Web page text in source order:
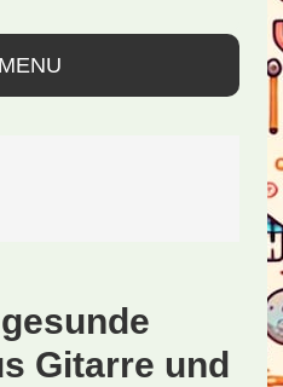
MENU
Gitarre und